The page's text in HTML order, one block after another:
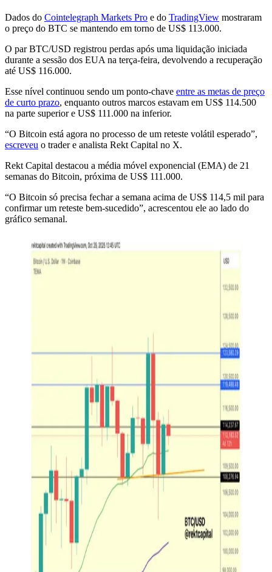
Dados do Cointelegraph Markets Pro e do TradingView mostraram
o preço do BTC se mantendo em torno de US$ 113.000.
O par BTC/USD registrou perdas após uma liquidação iniciada
durante a sessão dos EUA na terça-feira, devolvendo a recuperação
até US$ 116.000.
Esse nível continuou sendo um ponto-chave entre as metas de preço
de curto prazo, enquanto outros marcos estavam em US$ 114.500
na parte superior e US$ 111.000 na inferior.
“O Bitcoin está agora no processo de um reteste volátil esperado”,
escreveu o trader e analista Rekt Capital no X.
Rekt Capital destacou a média móvel exponencial (EMA) de 21
semanas do Bitcoin, próxima de US$ 111.000.
“O Bitcoin só precisa fechar a semana acima de US$ 114,5 mil para
confirmar um reteste bem-sucedido”, acrescentou ele ao lado do
gráfico semanal.